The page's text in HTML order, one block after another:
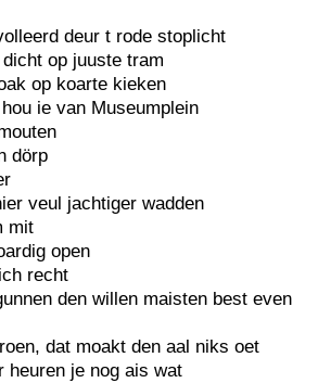
deur t rode stoplicht
op juuste tram
op koarte kieken
ie van Museumplein
dörp
veul jachtiger wadden
mit
open
recht
den willen maisten best even
dat moakt den aal niks oet
heuren je nog ais wat